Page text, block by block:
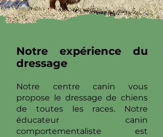
Notre expérience du
dressage
Notre centre canin vous
propose le dressage de chiens
de toutes les races. Notre
éducateur canin
comportementaliste est